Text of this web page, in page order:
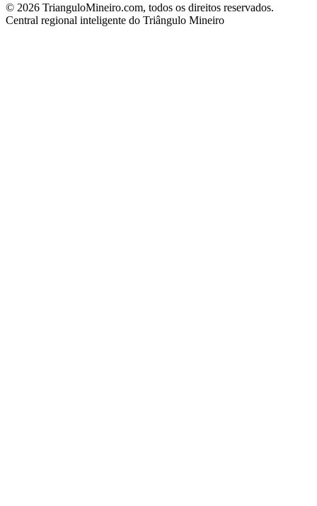
© 2026 TrianguloMineiro.com, todos os direitos reservados.
Central regional inteligente do Triângulo Mineiro